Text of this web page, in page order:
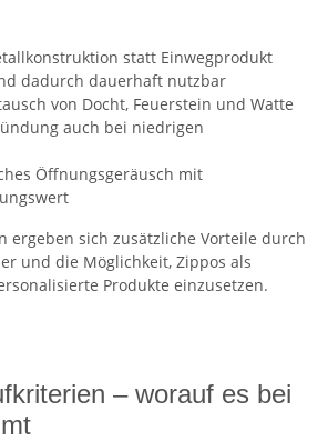
statt Einwegprodukt
dadurch dauerhaft nutzbar
von Docht, Feuerstein und Watte
auch bei niedrigen
Öffnungsgeräusch mit
ergeben sich zusätzliche Vorteile durch
und die Möglichkeit, Zippos als
Produkte einzusetzen.
– worauf es bei